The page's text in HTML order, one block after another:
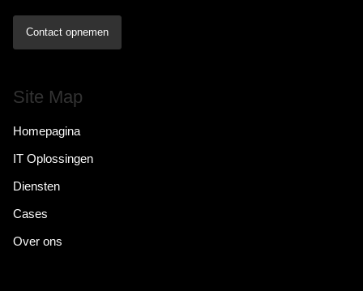
Contact opnemen
Site Map
Homepagina
IT Oplossingen
Diensten
Cases
Over ons